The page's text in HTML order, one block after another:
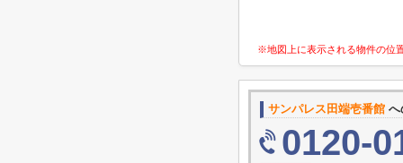
※地図上に表示される物件の位
サンパレス田端壱番館 へ
0120-